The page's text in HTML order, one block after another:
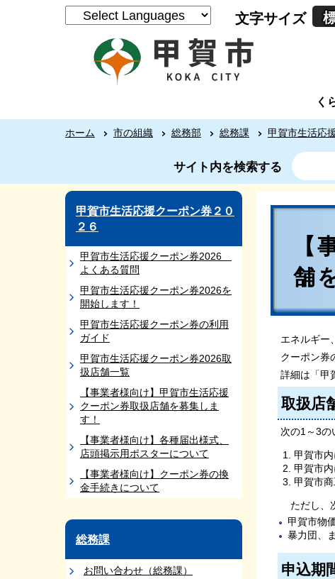
文字サイズ
く
ホーム 市の組織 総務部 総務課 甲賀市生活応
サイト内を検索する
甲賀市生活応援クーポン券２０
２６
甲賀市生活応援クーポン券2026
よくある質問
甲賀市生活応援クーポン券2026を
開始します！
甲賀市生活応援クーポン券の利用
ガイド
甲賀市生活応援クーポン券2026取
扱店舗一覧
【事業者様向け】甲賀市生活応援
クーポン券取扱店舗を募集しま
す！
【事業者様向け】各種届出様式、
店頭掲示用ポスターについて
【事業者様向け】クーポン券の換
金手続きについて
総務課
お問い合わせ（総務課）
【
舗
エネルギー
クーポン券
詳細は「甲
取扱店
次の1～3の
甲賀市
甲賀市
甲賀市
ただし、
甲賀市物
暴力団、
申込期